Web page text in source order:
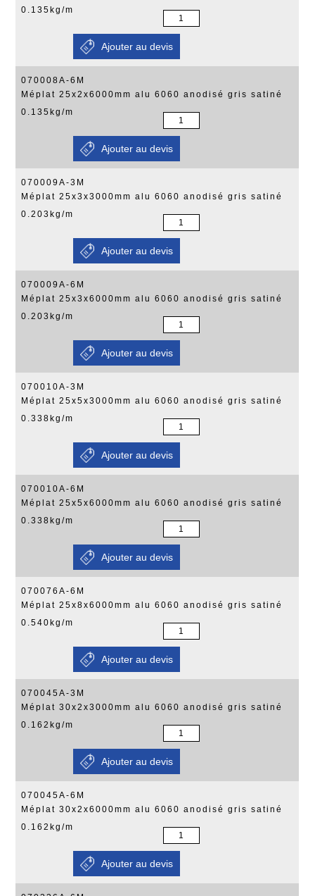
0.135kg/m
070008A-6M
Méplat 25x2x6000mm alu 6060 anodisé gris satiné
0.135kg/m
070009A-3M
Méplat 25x3x3000mm alu 6060 anodisé gris satiné
0.203kg/m
070009A-6M
Méplat 25x3x6000mm alu 6060 anodisé gris satiné
0.203kg/m
070010A-3M
Méplat 25x5x3000mm alu 6060 anodisé gris satiné
0.338kg/m
070010A-6M
Méplat 25x5x6000mm alu 6060 anodisé gris satiné
0.338kg/m
070076A-6M
Méplat 25x8x6000mm alu 6060 anodisé gris satiné
0.540kg/m
070045A-3M
Méplat 30x2x3000mm alu 6060 anodisé gris satiné
0.162kg/m
070045A-6M
Méplat 30x2x6000mm alu 6060 anodisé gris satiné
0.162kg/m